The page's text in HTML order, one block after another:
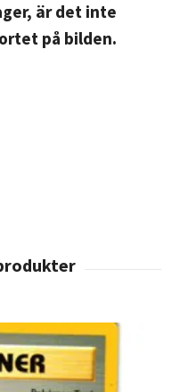
är det inte
på bilden.